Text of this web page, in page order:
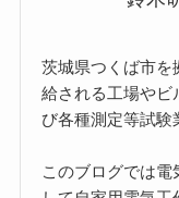
茨城県つくば市を
給される工場やビ
び各種測定等試験
このブログでは電